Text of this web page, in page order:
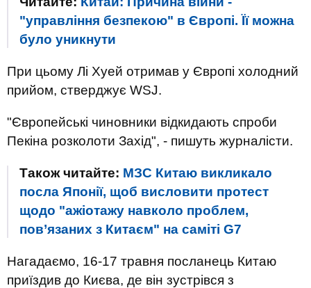
"управління безпекою" в Європі. Її можна
було уникнути
При цьому Лі Хуей отримав у Європі холодний
прийом, стверджує WSJ.
"Європейські чиновники відкидають спроби
Пекіна розколоти Захід", - пишуть журналісти.
Також читайте: МЗС Китаю викликало
посла Японії, щоб висловити протест
щодо "ажіотажу навколо проблем,
пов’язаних з Китаєм" на саміті G7
Нагадаємо, 16-17 травня посланець Китаю
приїздив до Києва, де він зустрівся з